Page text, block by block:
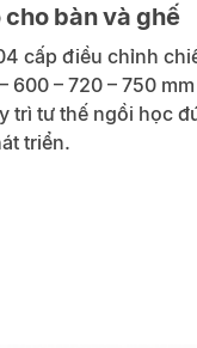
bàn và ghế
cấp điều chỉnh
600 – 720 – 750
trì tư thế ngồi học
triển.